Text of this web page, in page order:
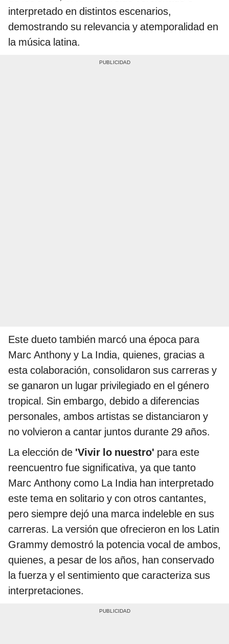
interpretado en distintos escenarios,
demostrando su relevancia y atemporalidad en
la música latina.
Este dueto también marcó una época para
Marc Anthony y La India, quienes, gracias a
esta colaboración, consolidaron sus carreras y
se ganaron un lugar privilegiado en el género
tropical. Sin embargo, debido a diferencias
personales, ambos artistas se distanciaron y
no volvieron a cantar juntos durante 29 años.
La elección de 'Vivir lo nuestro' para este
reencuentro fue significativa, ya que tanto
Marc Anthony como La India han interpretado
este tema en solitario y con otros cantantes,
pero siempre dejó una marca indeleble en sus
carreras. La versión que ofrecieron en los Latin
Grammy demostró la potencia vocal de ambos,
quienes, a pesar de los años, han conservado
la fuerza y el sentimiento que caracteriza sus
interpretaciones.